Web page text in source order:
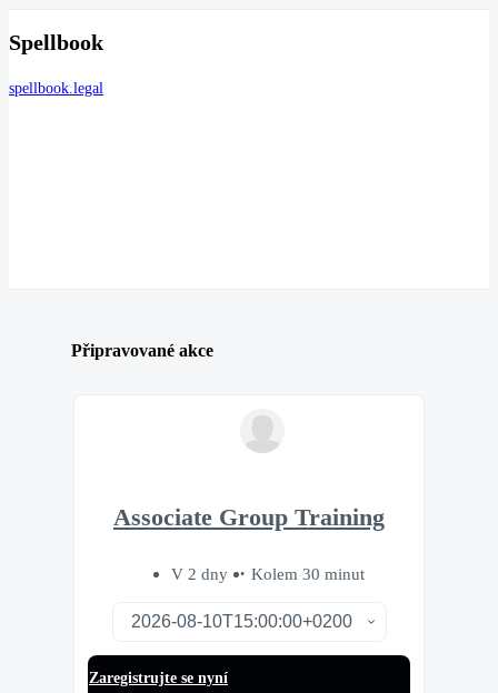
Spellbook
spellbook.legal
Připravované akce
Associate Group Training
V 2 dny Kolem 30 minut
Zaregistrujte se nyní